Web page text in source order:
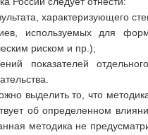
характеризующего
используемых для
риском и пр.);
показателей
выделить то, что
об определенном
методика не